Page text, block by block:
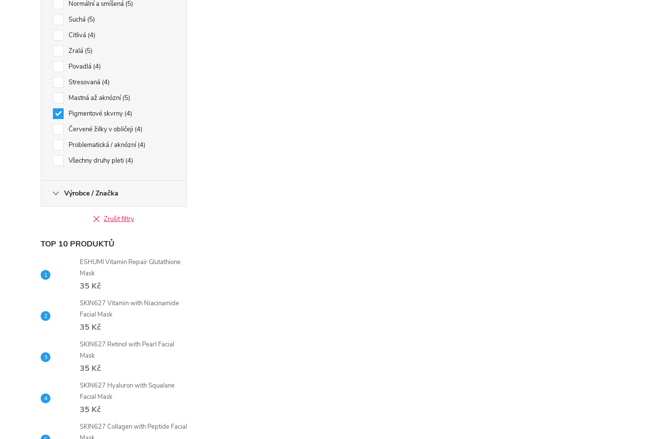
Normální a smíšená 5
Suchá 5
Citlivá 4
Zralá 5
Povadlá 4
Stresovaná 4
Mastná až aknózní 5
Pigmentové skvrny 4
Červené žilky v obličeji 4
Problematická / aknózní 4
Všechny druhy pleti 4
Výrobce / Značka
Zrušit filtry
TOP 10 PRODUKTŮ
ESHUMI Vitamin Repair Glutathione
Mask
35 Kč
SKIN627 Vitamin with Niacinamide
Facial Mask
35 Kč
SKIN627 Retinol with Pearl Facial
Mask
35 Kč
SKIN627 Hyaluron with Squalane
Facial Mask
35 Kč
SKIN627 Collagen with Peptide Facial